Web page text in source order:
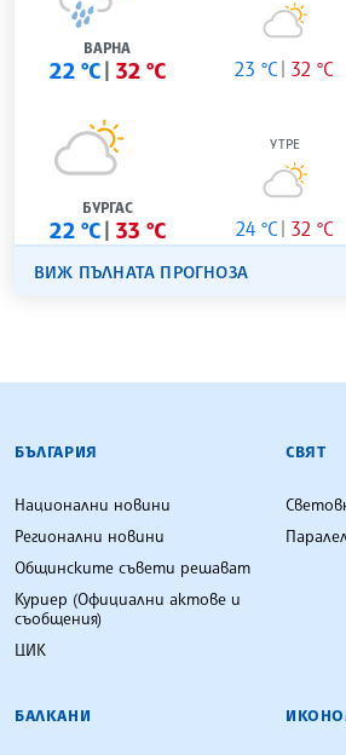
ВАРНА
22 °C 32 °C 23 °C 32 °C
БУРГАС
22 °C 33 °C
УТРЕ
24 °C 32 °C
ВИЖ ПЪЛНАТА ПРОГНОЗА
БЪЛГАРСКА
БЪЛГАРИЯ
Национални новини
Регионални новини
Общинските съвети решават
Куриер (Официални актове и
съобщения)
ЦИК
СВЯТ
БАЛКАНИ